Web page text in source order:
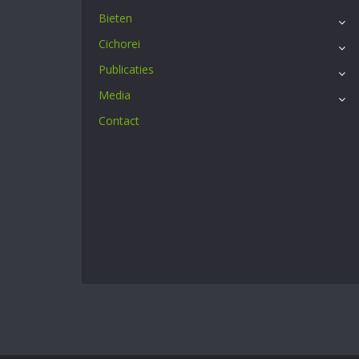
Bieten
Cichorei
Publicaties
Media
Contact